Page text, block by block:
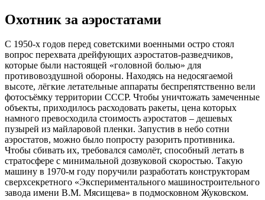
Охотник за аэростатами
С 1950-х годов перед советскими военными остро стоял
вопрос перехвата дрейфующих аэростатов-разведчиков,
которые были настоящей «головной болью» для
противовоздушной обороны. Находясь на недосягаемой
высоте, лёгкие летательные аппараты беспрепятственно вели
фотосъёмку территории СССР. Чтобы уничтожать замеченные
объекты, приходилось расходовать ракеты, цена которых
намного превосходила стоимость аэростатов – дешевых
пузырей из майларовой пленки. Запустив в небо сотни
аэростатов, можно было попросту разорить противника.
Чтобы сбивать их, требовался самолёт, способный летать в
стратосфере с минимальной дозвуковой скоростью. Такую
машину в 1970-м году поручили разработать конструкторам
сверхсекретного «Экспериментального машиностроительного
завода имени В.М. Мясищева» в подмосковном Жуковском.